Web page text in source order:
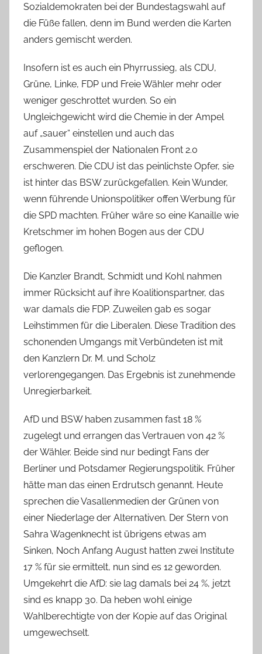
Sozialdemokraten bei der Bundestagswahl auf
die Füße fallen, denn im Bund werden die Karten
anders gemischt werden.
Insofern ist es auch ein Phyrrussieg, als CDU,
Grüne, Linke, FDP und Freie Wähler mehr oder
weniger geschrottet wurden. So ein
Ungleichgewicht wird die Chemie in der Ampel
auf „sauer“ einstellen und auch das
Zusammenspiel der Nationalen Front 2.0
erschweren. Die CDU ist das peinlichste Opfer, sie
ist hinter das BSW zurückgefallen. Kein Wunder,
wenn führende Unionspolitiker offen Werbung für
die SPD machten. Früher wäre so eine Kanaille wie
Kretschmer im hohen Bogen aus der CDU
geflogen.
Die Kanzler Brandt, Schmidt und Kohl nahmen
immer Rücksicht auf ihre Koalitionspartner, das
war damals die FDP. Zuweilen gab es sogar
Leihstimmen für die Liberalen. Diese Tradition des
schonenden Umgangs mit Verbündeten ist mit
den Kanzlern Dr. M. und Scholz
verlorengegangen. Das Ergebnis ist zunehmende
Unregierbarkeit.
AfD und BSW haben zusammen fast 18 %
zugelegt und errangen das Vertrauen von 42 %
der Wähler. Beide sind nur bedingt Fans der
Berliner und Potsdamer Regierungspolitik. Früher
hätte man das einen Erdrutsch genannt. Heute
sprechen die Vasallenmedien der Grünen von
einer Niederlage der Alternativen. Der Stern von
Sahra Wagenknecht ist übrigens etwas am
Sinken, Noch Anfang August hatten zwei Institute
17 % für sie ermittelt, nun sind es 12 geworden.
Umgekehrt die AfD: sie lag damals bei 24 %, jetzt
sind es knapp 30. Da heben wohl einige
Wahlberechtigte von der Kopie auf das Original
umgewechselt.